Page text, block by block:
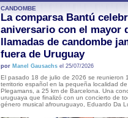
CANDOMBE
La comparsa Bantú
aniversario con el mayor
llamadas de candombe
fuera de Uruguay
por Manel Gausachsel 25/07/2026
El pasado 18 de julio de 2026 se reunieron
territorio español en la pequeña localidad
Plegamans, a 25 km de Barcelona. Una
uruguaya que finalizó con un concierto de
género musical afrouruguayo, Eduardo Da